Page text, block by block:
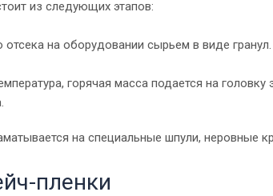
из следующих этапов:
на оборудовании сырьем в виде гранул.
горячая масса подается на головку
на специальные шпули, неровные
пленки